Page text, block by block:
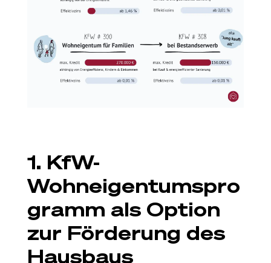
1. KfW-
Wohneigentumspro
gramm als Option
zur Förderung des
Hausbaus